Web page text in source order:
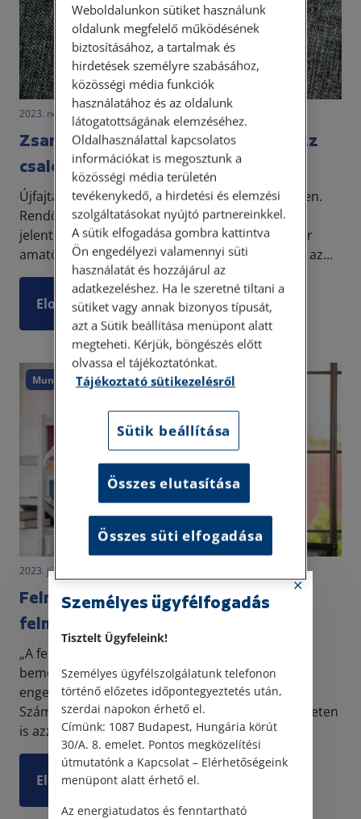
2023. november 10. • LegitiMoadmin
Zsaroló sms a rendőrségtől? Vigyázz
csalók!
Újfajta csalás ütötte fel a fejét az utóbbi hetekben.
Rendőrségi smsnek álcázott adathalász linkek
jelentek meg. Lehetséges, hogy Ön is kapott már
amatőr zsarolólevelet, ami szerint megfigyelték az...
Elolvasom
Munkajog
2023. június 5. • LegitiMoadmin
Felmondás a munkahelyen: a
felmondási idő
„A felmondás másnapjától nem kell többé
bemennem dolgozni. Felmondtam, mégsem
engednek el a jogosan járó felmentési időre.”
Számos tévhit kering a köztudatban és az interneten
is azzal kapcsolatban...
Elolvasom
Személyes ügyfélfogadás
Tisztelt Ügyfeleink!
Személyes ügyfélszolgálatunk telefonon
történő előzetes időpontegyeztetés után,
szerdai napokon érhető el.
Címünk: 1087 Budapest, Hungária körút
30/A. 8. emelet. Pontos megközelítési
útmutatónk a Kapcsolat – Elérhetőségeink
menüpont alatt érhető el.
Az energiatudatos és fenntartható
Weboldalunkon sütiket használunk
oldalunk megfelelő működésének
biztosításához, a tartalmak és
hirdetések személyre szabásához,
közösségi média funkciók
használatához és az oldalunk
látogatottságának elemzéséhez.
Oldalhasználattal kapcsolatos
információkat is megosztunk a
közösségi média területén
tevékenykedő, a hirdetési és elemzési
szolgáltatásokat nyújtó partnereinkkel.
A sütik elfogadása gombra kattintva
Ön engedélyezi valamennyi süti
használatát és hozzájárul az
adatkezeléshez. Ha le szeretné tiltani a
sütiket vagy annak bizonyos típusát,
azt a Sütik beállítása menüpont alatt
megteheti. Kérjük, böngészés előtt
olvassa el tájékoztatónkat.
Tájékoztató sütikezelésről
Sütik beállítása
Összes elutasítása
Összes süti elfogadása